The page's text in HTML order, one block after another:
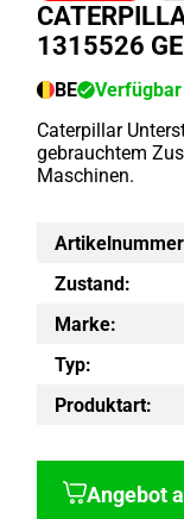
1315526
BE
Verfügbar
Caterpillar
gebrauchtem
Maschinen.
Zustand:
Marke:
Typ:
Produktart:
Angebot